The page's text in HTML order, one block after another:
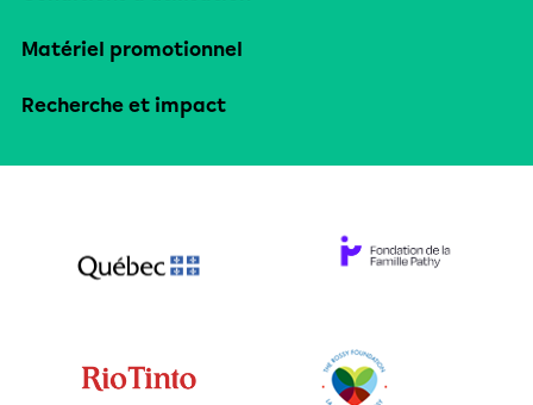
Matériel promotionnel
Recherche et impact